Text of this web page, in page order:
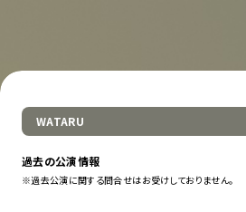
WATARU
過去の公演情報
※過去公演に関する問合せはお受けしておりません。